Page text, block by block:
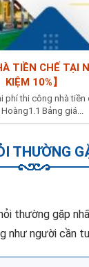
TIỀN CHẾ TẠI
KIỆM 10%】
phí thi công nhà tiền
Bảng giá...
THƯỜNG
thường gặp
như người cần